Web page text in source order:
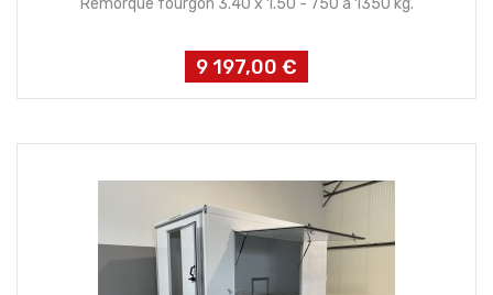
Remorque fourgon 3.40 x 1.50 - 750 à 1350 kg.
Prix
9 197,00 €